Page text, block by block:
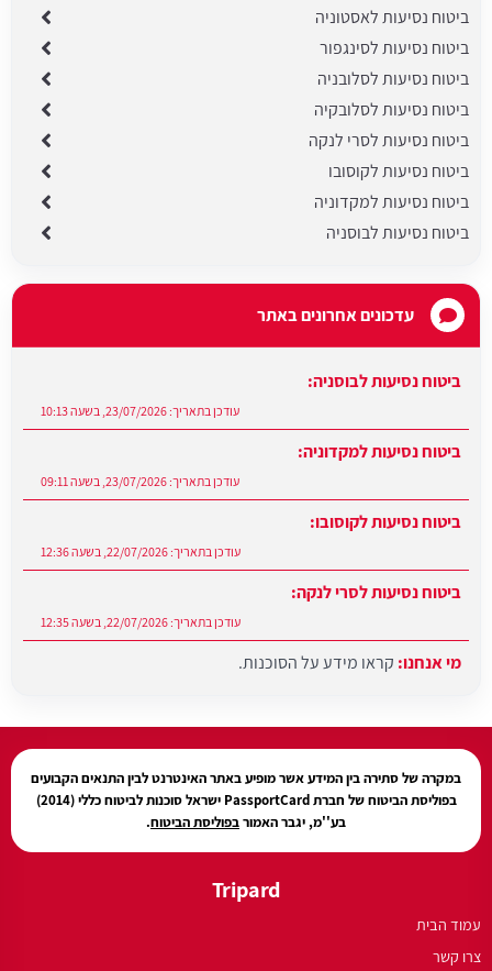
ביטוח נסיעות לאסטוניה
ביטוח נסיעות לסינגפור
ביטוח נסיעות לסלובניה
ביטוח נסיעות לסלובקיה
ביטוח נסיעות לסרי לנקה
ביטוח נסיעות לקוסובו
ביטוח נסיעות למקדוניה
ביטוח נסיעות לבוסניה
עדכונים אחרונים באתר
ביטוח נסיעות לבוסניה:
ביטוח נסיעות למקדוניה:
ביטוח נסיעות לקוסובו:
ביטוח נסיעות לסרי לנקה:
מי אנחנו: קראו מידע על הסוכנות.
במקרה של סתירה בין המידע אשר מופיע באתר האינטרנט לבין התנאים הקבועים
בפוליסת הביטוח של חברת PassportCard ישראל סוכנות לביטוח כללי (2014)
בע''מ, יגבר האמורבפוליסת הביטוח.
Tripard
עמוד הבית
צרו קשר